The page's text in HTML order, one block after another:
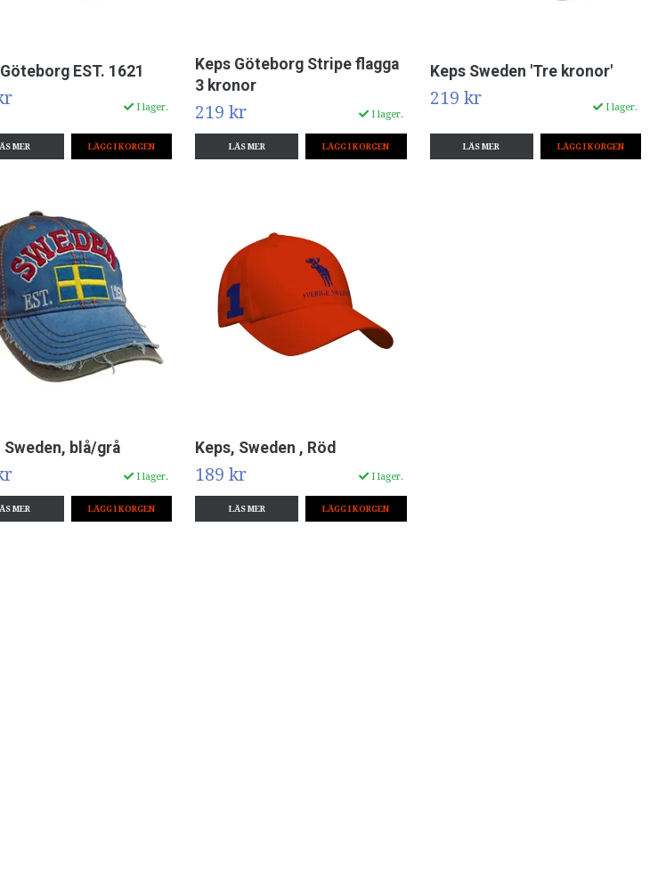
EST. 1621
I lager.
MER
Keps Göteborg Stripe flagga
3 kronor
219 kr I lager.
LÄS MER
Keps Sweden 'Tre kronor'
219 kr I lager.
LÄS MER
Sweden, blå/grå
I lager.
MER
Keps, Sweden , Röd
189 kr I lager.
LÄS MER